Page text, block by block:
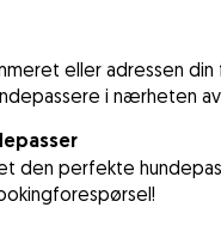
eller adressen
i nærheten
den perfekte